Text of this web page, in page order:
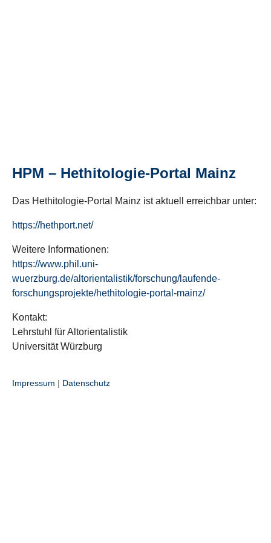
HPM – Hethitologie-Portal Mainz
Das Hethitologie-Portal Mainz ist aktuell erreichbar unter:
https://hethport.net/
Weitere Informationen:
https://www.phil.uni-
wuerzburg.de/altorientalistik/forschung/laufende-
forschungsprojekte/hethitologie-portal-mainz/
Kontakt:
Lehrstuhl für Altorientalistik
Universität Würzburg
Impressum | Datenschutz